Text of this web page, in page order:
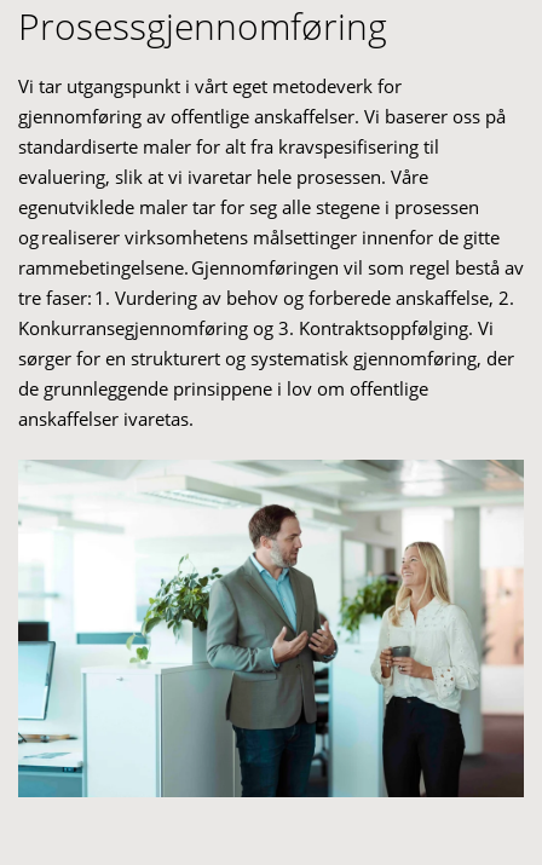
Prosessgjennomføring
Vi tar utgangspunkt i vårt eget metodeverk for
gjennomføring av offentlige anskaffelser. Vi baserer oss på
standardiserte maler for alt fra kravspesifisering til
evaluering, slik at vi ivaretar hele prosessen. Våre
egenutviklede maler tar for seg alle stegene i prosessen
og realiserer virksomhetens målsettinger innenfor de gitte
rammebetingelsene. Gjennomføringen vil som regel bestå av
tre faser: 1. Vurdering av behov og forberede anskaffelse, 2.
Konkurransegjennomføring og 3. Kontraktsoppfølging. Vi
sørger for en strukturert og systematisk gjennomføring, der
de grunnleggende prinsippene i lov om offentlige
anskaffelser ivaretas.